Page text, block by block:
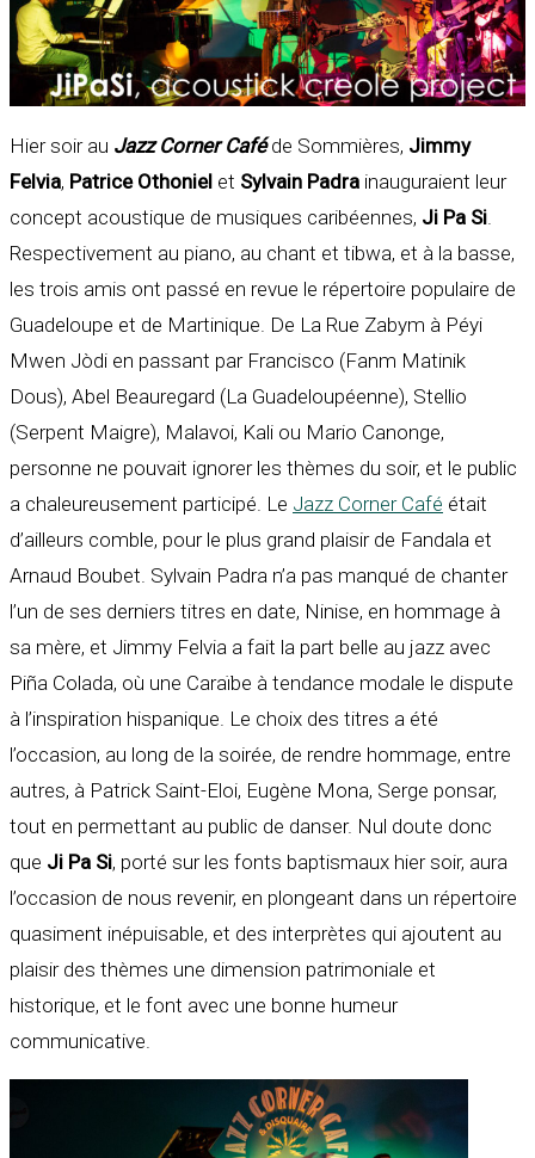
Hier soir au Jazz Corner Caféde Sommières, Jimmy
Felvia, Patrice Othoniel et Sylvain Padra inauguraient leur
concept acoustique de musiques caribéennes, Ji Pa Si
Respectivement au piano, au chant et tibwa, et à la basse,
les trois amis ont passé en revue le répertoire populaire de
Guadeloupe et de Martinique. De La Rue Zabym à Péyi
Mwen Jòdi en passant par Francisco (Fanm Matinik
Dous), Abel Beauregard (La Guadeloupéenne), Stellio
(Serpent Maigre), Malavoi, Kali ou Mario Canonge,
personne ne pouvait ignorer les thèmes du soir, et le public
a chaleureusement participé. Le Jazz Corner Café était
d’ailleurs comble, pour le plus grand plaisir de Fandala et
Arnaud Boubet. Sylvain Padra n’a pas manqué de chanter
l’un de ses derniers titres en date, Ninise, en hommage à
sa mère, et Jimmy Felvia a fait la part belle au jazz avec
Piña Colada, où une Caraïbe à tendance modale le dispute
à l’inspiration hispanique. Le choix des titres a été
l’occasion, au long de la soirée, de rendre hommage, entre
autres, à Patrick Saint-Eloi, Eugène Mona, Serge ponsar,
tout en permettant au public de danser. Nul doute donc
que Ji Pa Si, porté sur les fonts baptismaux hier soir, aura
l’occasion de nous revenir, en plongeant dans un répertoire
quasiment inépuisable, et des interprètes qui ajoutent au
plaisir des thèmes une dimension patrimoniale et
historique, et le font avec une bonne humeur
communicative.